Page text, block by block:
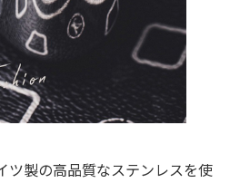
製の高品質なステンレスを使